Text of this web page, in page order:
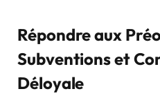
Répondre aux
Subventions et
Déloyale